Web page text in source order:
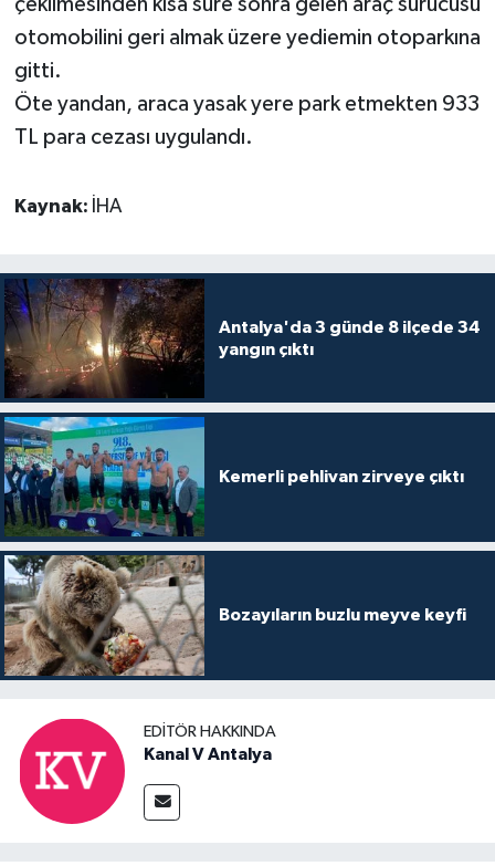
otomobilini geri almak üzere yediemin otoparkına
gitti.
Öte yandan, araca yasak yere park etmekten 933
TL para cezası uygulandı.
Kaynak: İHA
Antalya'da 3 günde 8 ilçede 34
yangın çıktı
Kemerli pehlivan zirveye çıktı
Bozayıların buzlu meyve keyfi
EDITÖR HAKKINDA
Kanal V Antalya